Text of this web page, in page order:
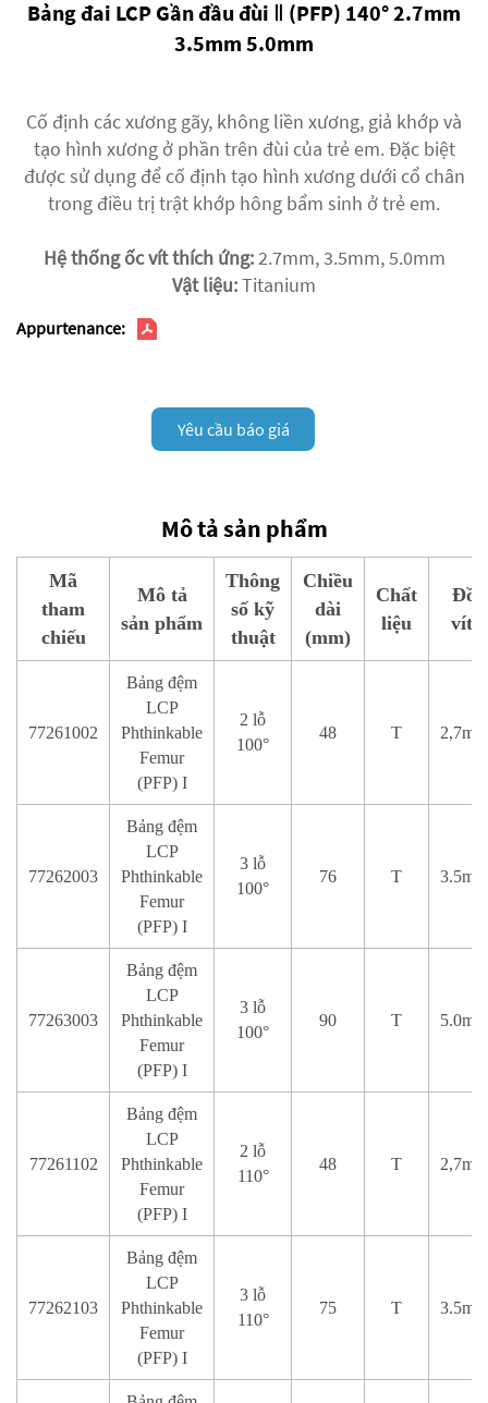
Bảng đai LCP Gần đầu đùi Ⅱ (PFP) 140° 2.7mm
3.5mm 5.0mm
Cố định các xương gãy, không liền xương, giả khớp và
tạo hình xương ở phần trên đùi của trẻ em. Đặc biệt
được sử dụng để cố định tạo hình xương dưới cổ chân
trong điều trị trật khớp hông bẩm sinh ở trẻ em.
Hệ thống ốc vít thích ứng:2.7mm, 3.5mm, 5.0mm
Vật liệu:Titanium
Appurtenance:
Yêu cầu báo giá
Mô tả sản phẩm
Mã
tham
chiếu
Mô tả
sản phẩm
Thông
số kỹ
thuật
Chiều
dài
(mm)
Chất
liệu
Đồ
vít.
77261002
Bảng đệm
LCP
Phthinkable
Femur
(PFP) I
2 lỗ
100°
48 T 2,7mm
77262003
Bảng đệm
LCP
Phthinkable
Femur
(PFP) I
3 lỗ
100°
76 T 3.5mm
77263003
Bảng đệm
LCP
Phthinkable
Femur
(PFP) I
3 lỗ
100°
90 T 5.0mm
77261102
Bảng đệm
LCP
Phthinkable
Femur
(PFP) I
2 lỗ
110°
48 T 2,7mm
77262103
Bảng đệm
LCP
Phthinkable
Femur
(PFP) I
3 lỗ
110°
75 T 3.5mm